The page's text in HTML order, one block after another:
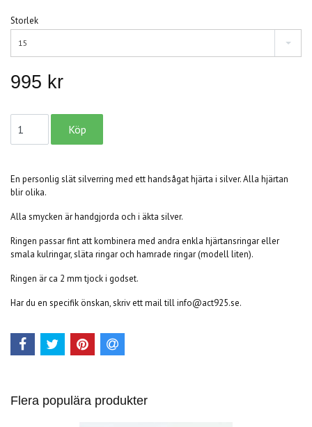
Storlek
15
995 kr
En personlig slät silverring med ett handsågat hjärta i silver. Alla hjärtan
blir olika.
Alla smycken är handgjorda och i äkta silver.
Ringen passar fint att kombinera med andra enkla hjärtansringar eller
smala kulringar, släta ringar och hamrade ringar (modell liten).
Ringen är ca 2 mm tjock i godset.
Har du en specifik önskan, skriv ett mail tillinfo@act925.se.
Flera populära produkter